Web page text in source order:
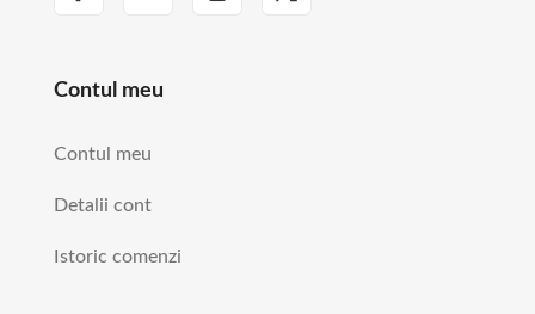
Contul meu
Contul meu
Detalii cont
Istoric comenzi